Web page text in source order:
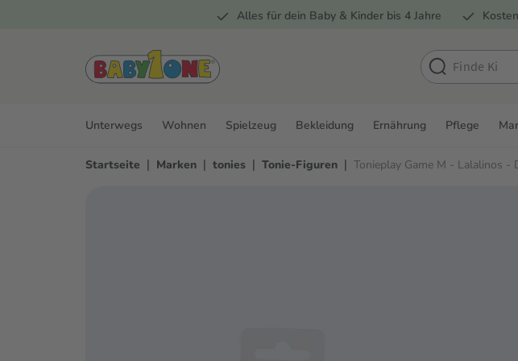
Alles für dein Baby & Kinder bis 4 Jahre
Unterwegs Wohnen Spielzeug Bekleidung Ernährung Pflege
Startseite | Marken | tonies | Tonie-Figuren | Tonieplay Game M - Lalalinos -